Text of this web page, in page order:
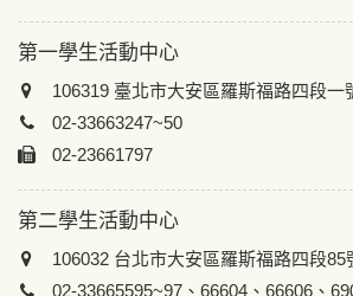
第一學生活動中心
106319 臺北市大安區羅斯福路四段一
02-33663247~50
02-23661797
第二學生活動中心
106032 台北市大安區羅斯福路四段85
02-33665595~97、66604、66606、